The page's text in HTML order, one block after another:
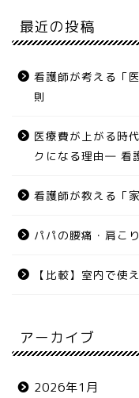
最近の投稿
看護師が考える「
則
医療費が上がる時
クになる理由― 看
看護師が教える「
パパの腰痛・肩こ
【比較】室内で使
アーカイブ
2026年1月